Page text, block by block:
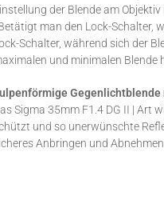
der Blende am
man den Lock-Schalter,
Schalter, während sich der
und minimalen Blende
Sigma 35mm F1.4 DG II | Art
und so unerwünschte
Anbringen und